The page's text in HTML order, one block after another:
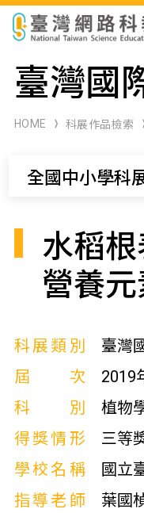
科展作品檢索
科學研習月刊
臺灣國
HOME 科展作品檢索
全國中小學科
水稻
營養
科展類別
臺灣
屆次
2019
科別
植物
得獎情形
三等
學校名稱
國立
指導老師
葉國